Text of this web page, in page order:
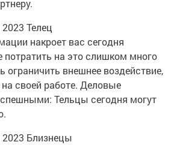
Телец
накроет вас сегодня
потратить на это слишком много
ограничить внешнее воздействие,
своей работе. Деловые
Тельцы сегодня могут
Близнецы